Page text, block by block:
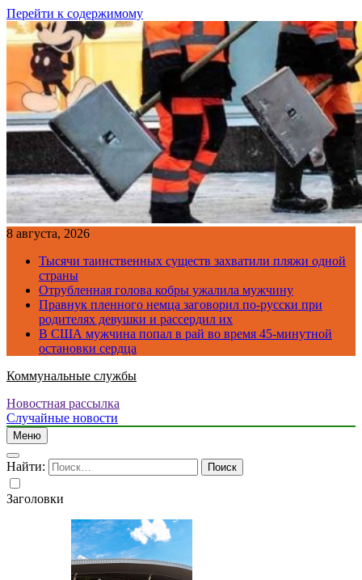
Перейти к содержимому
8 августа, 2026
Тысячи таинственных существ захватили пляжи одной
страны
Отрубленная голова кобры ужалила мужчину
Правнук пленного немца заговорил по-русски при
родителях девушки и рассердил их
В США мужчина попал в рай во время 45-минутной
остановки сердца
Коммунальные службы
Новостная рассылка
Случайные новости
Меню
Найти:
Заголовки